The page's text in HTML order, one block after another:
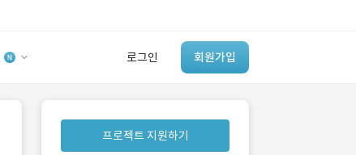
로그인 회원가입
유사사례 검색 AI
‘이런 거’ 만들어본
프로젝트 지원하기